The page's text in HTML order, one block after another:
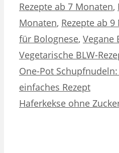
Rezepte ab 7 Monaten,
Monaten, Rezepte ab
für Bolognese, Vegane
Vegetarische BLW-
One-Pot
einfaches Rezept
Haferkekse ohne